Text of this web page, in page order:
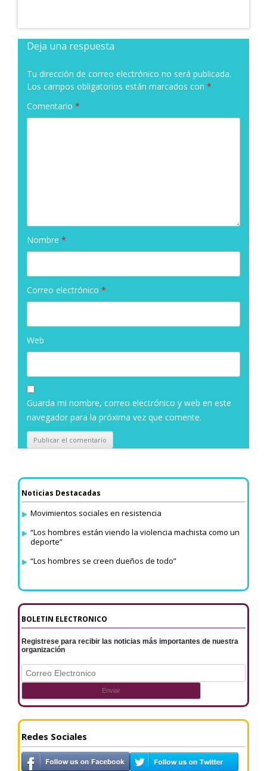
Deja una respuesta
Tu dirección de correo electrónico no será publicada.
Los campos obligatorios están marcados con *
Comentario *
Nombre *
Correo electrónico *
Web
Guarda mi nombre, correo electrónico y web en este
navegador para la próxima vez que comente.
Noticias Destacadas
Movimientos sociales en resistencia
“Los hombres están viendo la violencia machista como un
deporte”
“Los hombres se creen dueños de todo”
BOLETIN ELECTRONICO
Registrese para recibir las noticias más importantes de nuestra
organización
Redes Sociales